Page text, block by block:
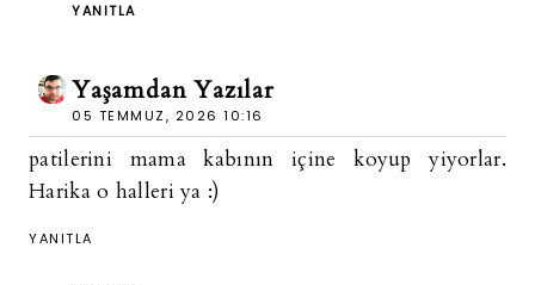
YANITLA
Yaşamdan Yazılar
05 TEMMUZ, 2026 10:16
patilerini mama kabının içine koyup yiyorlar.
Harika o halleri ya :)
YANITLA